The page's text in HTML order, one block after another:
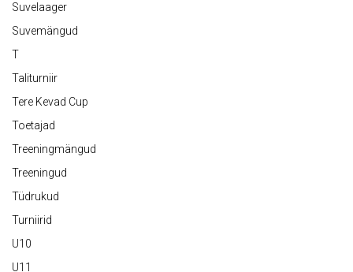
Suvelaager
Suvemängud
T
Taliturniir
Tere Kevad Cup
Toetajad
Treeningmängud
Treeningud
Tüdrukud
Turniirid
U10
U11